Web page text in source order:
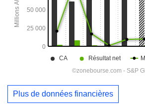
Plus de données financières